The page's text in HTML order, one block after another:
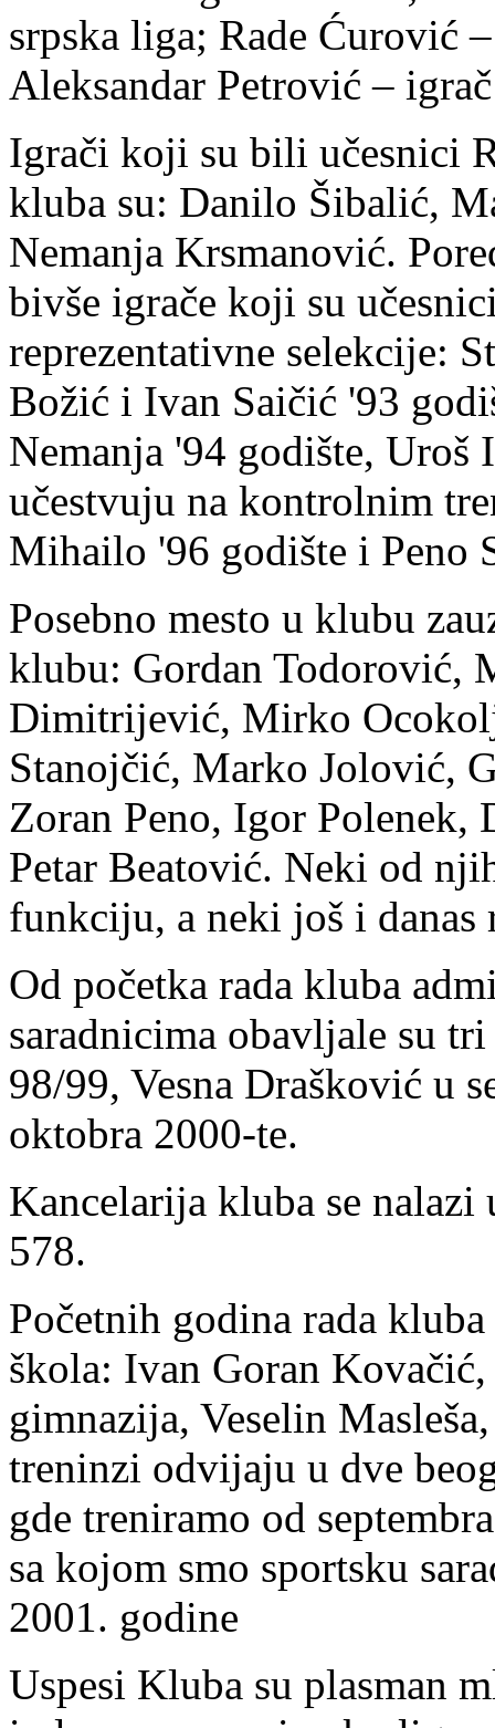
srpska liga; Rade Ćurović
Aleksandar Petrović –
Igrači koji su bili učesnici
kluba su: Danilo Šibalić,
Nemanja Krsmanović.
bivše igrače koji su
reprezentativne selekcije:
Božić i Ivan Saičić '93
Nemanja '94 godište,
učestvuju na kontrolnim
Mihailo '96 godište i Peno
Posebno mesto u klubu
klubu: Gordan Todorović,
Dimitrijević, Mirko
Stanojčić, Marko Jolović,
Zoran Peno, Igor Polenek,
Petar Beatović. Neki od
funkciju, a neki još i danas
Od početka rada kluba
saradnicima obavljale su
98/99, Vesna Drašković u
oktobra 2000-te.
Kancelarija kluba se
578.
Početnih godina rada
škola: Ivan Goran
gimnazija, Veselin
treninzi odvijaju u dve
gde treniramo od
sa kojom smo sportsku
2001. godine
Uspesi Kluba su plasman